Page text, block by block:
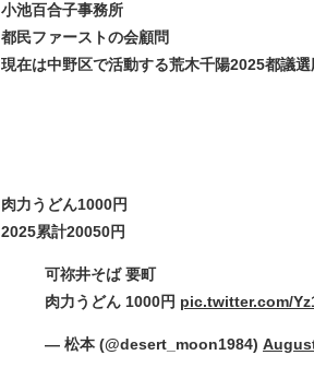
小池百合子事務所
都民ファーストの会顧問
現在は中野区で活動する荒木千陽2025都議選
肉力うどん1000円
2025累計20050円
可祢井そば 要町
肉力うどん 1000円 pic.twitter.com/
— 松本 (@desert_moon1984)